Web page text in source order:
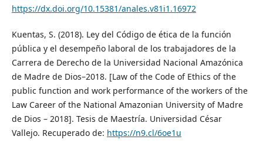
https://dx.doi.org/10.15381/anales.v81i1.16972
Kuentas, S. (2018). Ley del Código de ética de la función
pública y el desempeño laboral de los trabajadores de la
Carrera de Derecho de la Universidad Nacional Amazónica
de Madre de Dios–2018. [Law of the Code of Ethics of the
public function and work performance of the workers of the
Law Career of the National Amazonian University of Madre
de Dios – 2018]. Tesis de Maestría. Universidad César
Vallejo. Recuperado de: https://n9.cl/6oe1u